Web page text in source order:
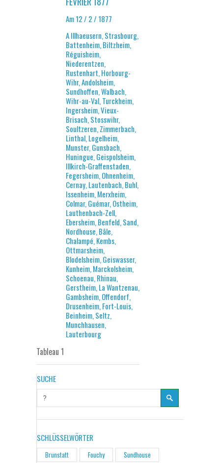
Am 12 / 2 / 1877
A Illhaeusern, Strasbourg,
Battenheim, Biltzheim,
Réguisheim,
Niederentzen,
Rustenhart, Horbourg-
Wihr, Andolsheim,
Sundhoffen, Walbach,
Wihr-au-Val, Turckheim,
Ingersheim, Vieux-
Brisach, Stosswihr,
Soultzeren, Zimmerbach,
Linthal, Logelheim,
Munster, Gunsbach,
Huningue, Geispolsheim,
Illkirch-Graffenstaden,
Fegersheim, Ohnenheim,
Cernay, Lautenbach, Buhl,
Issenheim, Merxheim,
Colmar, Guémar, Ostheim,
Lauthenbach-Zell,
Ebersheim, Benfeld, Sand,
Nordhouse, Bâle,
Chalampé, Kembs,
Ottmarsheim,
Blodelsheim, Geiswasser,
Kunheim, Marckolsheim,
Schoenau, Rhinau,
Gerstheim, La Wantzenau,
Gambsheim, Offendorf,
Drusenheim, Fort-Louis,
Beinheim, Seltz,
Munchhausen,
Lauterbourg
Tableau 1
SUCHE
SCHLÜSSELWÖRTER
Brunstatt Fouchy
Sundhouse